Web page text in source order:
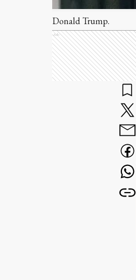
Donald Trump.
Ads